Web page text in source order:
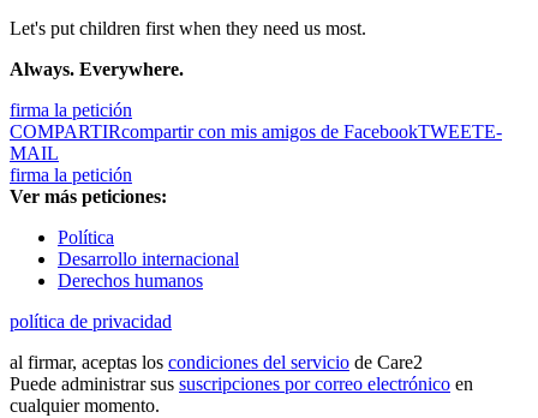
Let's put children first when they need us most.
Always. Everywhere.
firma la petición
COMPARTIRcompartir con mis amigos de FacebookTWEETE-
MAIL
firma la petición
Ver más peticiones:
Política
Desarrollo internacional
Derechos humanos
política de privacidad
al firmar, aceptas los condiciones del servicio de Care2
Puede administrar sus suscripciones por correo electrónico en
cualquier momento.